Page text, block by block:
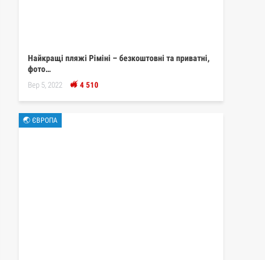
Найкращі пляжі Ріміні – безкоштовні та приватні,
фото…
Вер 5, 2022 4 510
🌏 ЄВРОПА